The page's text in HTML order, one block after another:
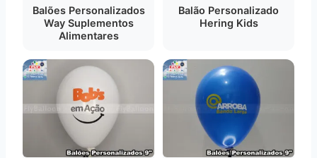
Balões Personalizados
Way Suplementos
Alimentares
Balão Personalizado
Hering Kids